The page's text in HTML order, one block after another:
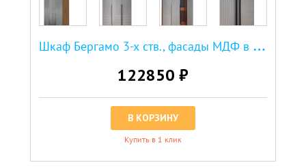
Ш
каф Бергамо 3-х ств., фасады МДФ в эмали
122850 ₽
В КОРЗИНУ
Купить в 1 клик